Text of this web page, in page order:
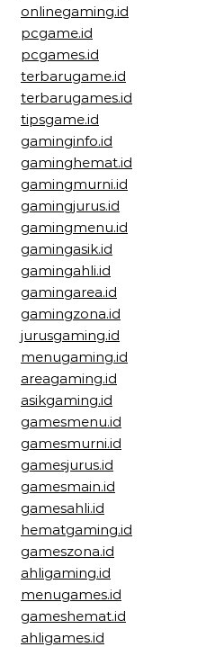
onlinegaming.id
pcgame.id
pcgames.id
terbarugame.id
terbarugames.id
tipsgame.id
gaminginfo.id
gaminghemat.id
gamingmurni.id
gamingjurus.id
gamingmenu.id
gamingasik.id
gamingahli.id
gamingarea.id
gamingzona.id
jurusgaming.id
menugaming.id
areagaming.id
asikgaming.id
gamesmenu.id
gamesmurni.id
gamesjurus.id
gamesmain.id
gamesahli.id
hematgaming.id
gameszona.id
ahligaming.id
menugames.id
gameshemat.id
ahligames.id